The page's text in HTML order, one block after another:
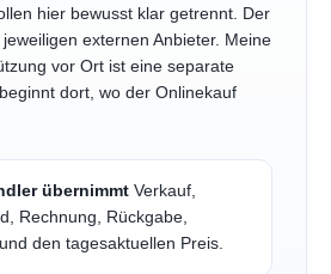
hier bewusst klar getrennt. Der
externen Anbieter. Meine
vor Ort ist eine separate
dort, wo der Onlinekauf
übernimmt Verkauf,
Rechnung, Rückgabe,
den tagesaktuellen Preis.